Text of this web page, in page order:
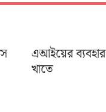
এআইয়ের
খাতে